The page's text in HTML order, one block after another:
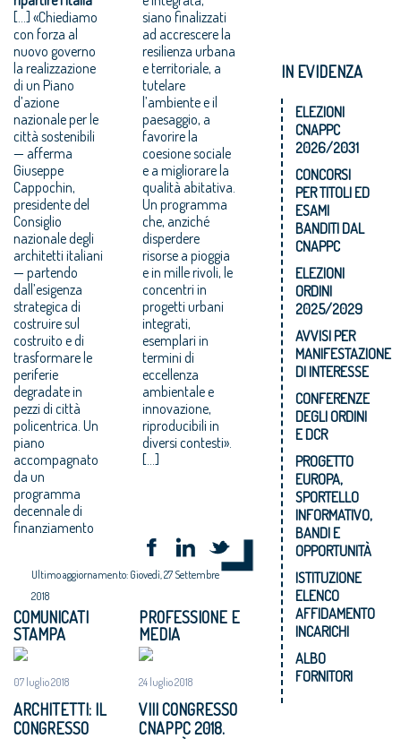
[…] «Chiediamo
con forza al
nuovo governo
la realizzazione
di un Piano
d’azione
nazionale per le
città sostenibili
— afferma
Giuseppe
Cappochin,
presidente del
Consiglio
nazionale degli
architetti italiani
— partendo
dall’esigenza
strategica di
costruire sul
costruito e di
trasformare le
periferie
degradate in
pezzi di città
policentrica. Un
piano
accompagnato
da un
programma
decennale di
finanziamento
siano finalizzati
ad accrescere la
resilienza urbana
e territoriale, a
tutelare
l’ambiente e il
paesaggio, a
favorire la
coesione sociale
e a migliorare la
qualità abitativa.
Un programma
che, anziché
disperdere
risorse a pioggia
e in mille rivoli, le
concentri in
progetti urbani
integrati,
esemplari in
termini di
eccellenza
ambientale e
innovazione,
riproducibili in
diversi contesti».
[…]
Ultimo aggiornamento: Giovedì, 27 Settembre
2018
COMUNICATI
STAMPA
07 luglio 2018
ARCHITETTI: IL
CONGRESSO
PROFESSIONE E
MEDIA
24 luglio 2018
VIII CONGRESSO
CNAPPC 2018.
IN EVIDENZA
ELEZIONI
CNAPPC
2026/2031
CONCORSI
PER TITOLI ED
ESAMI
BANDITI DAL
CNAPPC
ELEZIONI
ORDINI
2025/2029
AVVISI PER
MANIFESTAZIONE
DI INTERESSE
CONFERENZE
DEGLI ORDINI
E DCR
PROGETTO
EUROPA,
SPORTELLO
INFORMATIVO,
BANDI E
OPPORTUNITÀ
ISTITUZIONE
ELENCO
AFFIDAMENTO
INCARICHI
ALBO
FORNITORI